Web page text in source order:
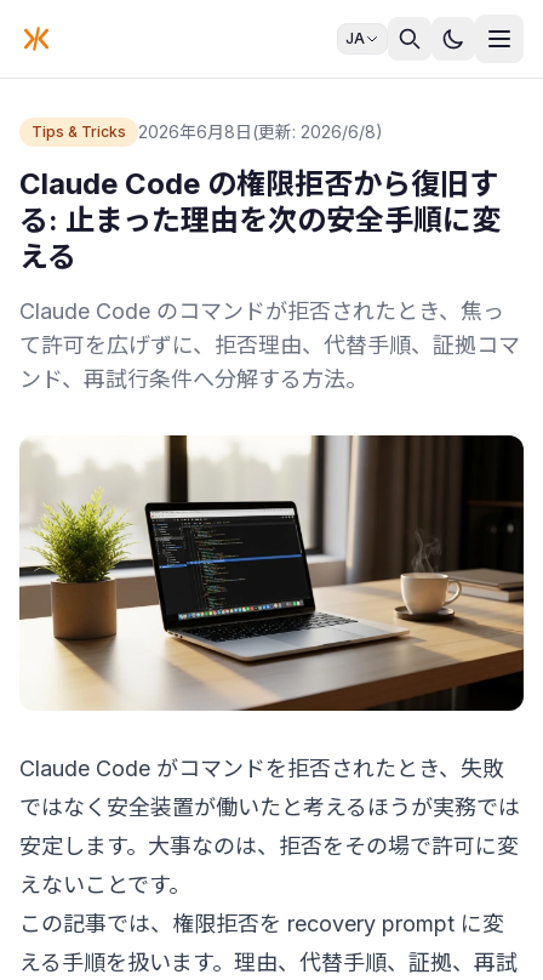
JA
Tips & Tricks 2026年6月8日(更新: 2026/6/8)
Claude Code の権限拒否から復旧す
る: 止まった理由を次の安全手順に変
える
Claude Code のコマンドが拒否されたとき、焦っ
て許可を広げずに、拒否理由、代替手順、証拠コマ
ンド、再試行条件へ分解する方法。
Claude Code がコマンドを拒否されたとき、失敗
ではなく安全装置が働いたと考えるほうが実務では
安定します。大事なのは、拒否をその場で許可に変
えないことです。
この記事では、権限拒否を recovery prompt に変
える手順を扱います。理由、代替手順、証拠、再試